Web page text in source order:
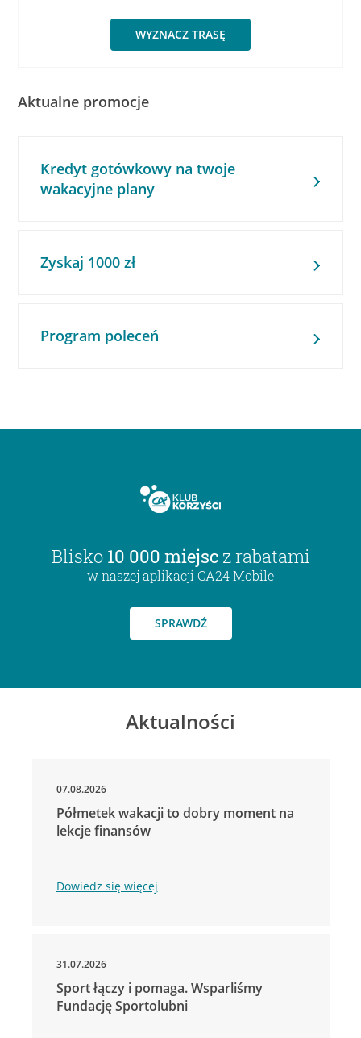
WYZNACZ TRASĘ
Aktualne promocje
Kredyt gotówkowy na twoje
wakacyjne plany
Zyskaj 1000 zł
Program poleceń
Blisko 10 000 miejsc z rabatami
w naszej aplikacji CA24 Mobile
SPRAWDŹ
Aktualności
07.08.2026
Półmetek wakacji to dobry moment na
lekcje finansów
Dowiedz się więcej
31.07.2026
Sport łączy i pomaga. Wsparliśmy
Fundację Sportolubni